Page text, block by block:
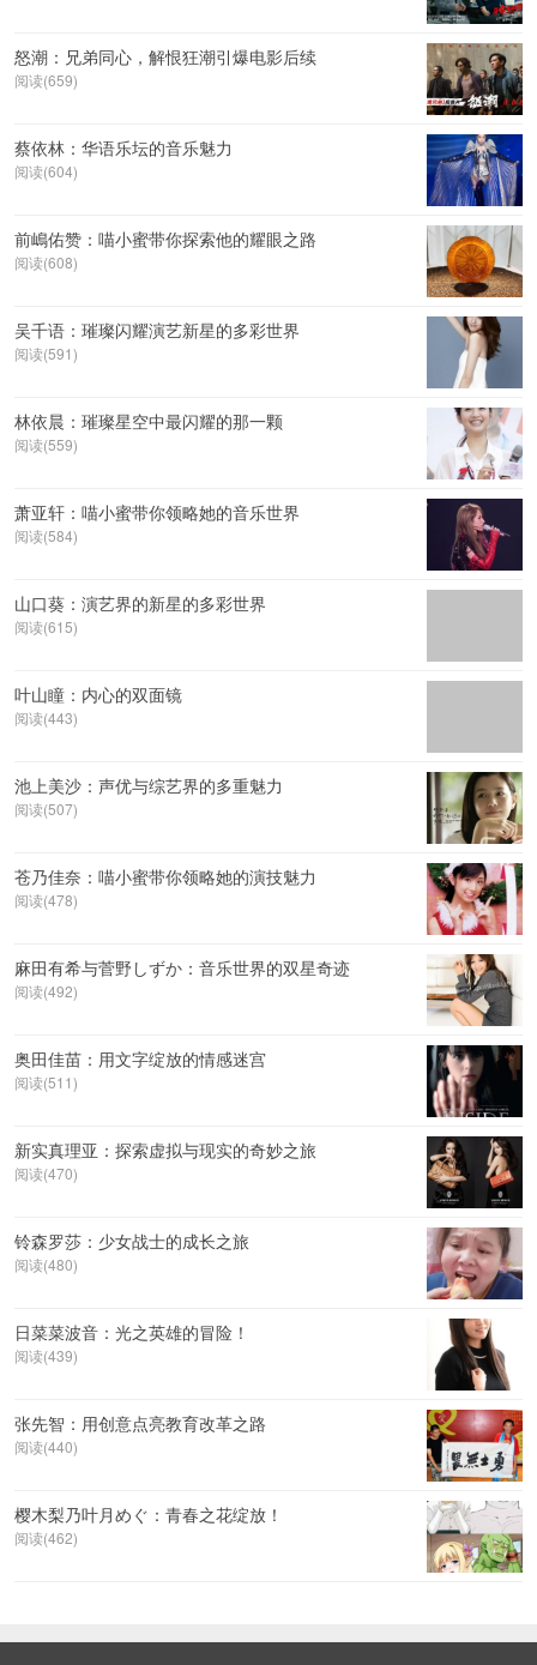
怒潮：兄弟同心，解恨狂潮引爆电影后续
阅读(659)
蔡依林：华语乐坛的音乐魅力
阅读(604)
前嶋佑赞：喵小蜜带你探索他的耀眼之路
阅读(608)
吴千语：璀璨闪耀演艺新星的多彩世界
阅读(591)
林依晨：璀璨星空中最闪耀的那一颗
阅读(559)
萧亚轩：喵小蜜带你领略她的音乐世界
阅读(584)
山口葵：演艺界的新星的多彩世界
阅读(615)
叶山瞳：内心的双面镜
阅读(443)
池上美沙：声优与综艺界的多重魅力
阅读(507)
苍乃佳奈：喵小蜜带你领略她的演技魅力
阅读(478)
麻田有希与菅野しずか：音乐世界的双星奇迹
阅读(492)
奥田佳苗：用文字绽放的情感迷宫
阅读(511)
新实真理亚：探索虚拟与现实的奇妙之旅
阅读(470)
铃森罗莎：少女战士的成长之旅
阅读(480)
日菜菜波音：光之英雄的冒险！
阅读(439)
张先智：用创意点亮教育改革之路
阅读(440)
樱木梨乃叶月めぐ：青春之花绽放！
阅读(462)